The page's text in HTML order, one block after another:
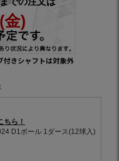
きシャフトは対象外